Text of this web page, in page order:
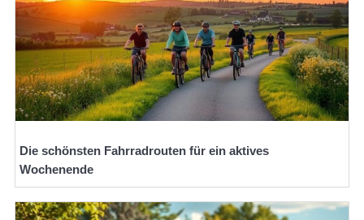
Die schönsten Fahrradrouten für ein aktives
Wochenende